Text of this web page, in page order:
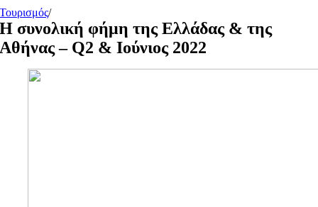
Τουρισμός/
Η συνολική φήμη της Ελλάδας & της
Αθήνας – Q2 & Ioύνιος 2022